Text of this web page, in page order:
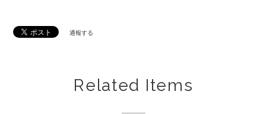
通報する
Related Items